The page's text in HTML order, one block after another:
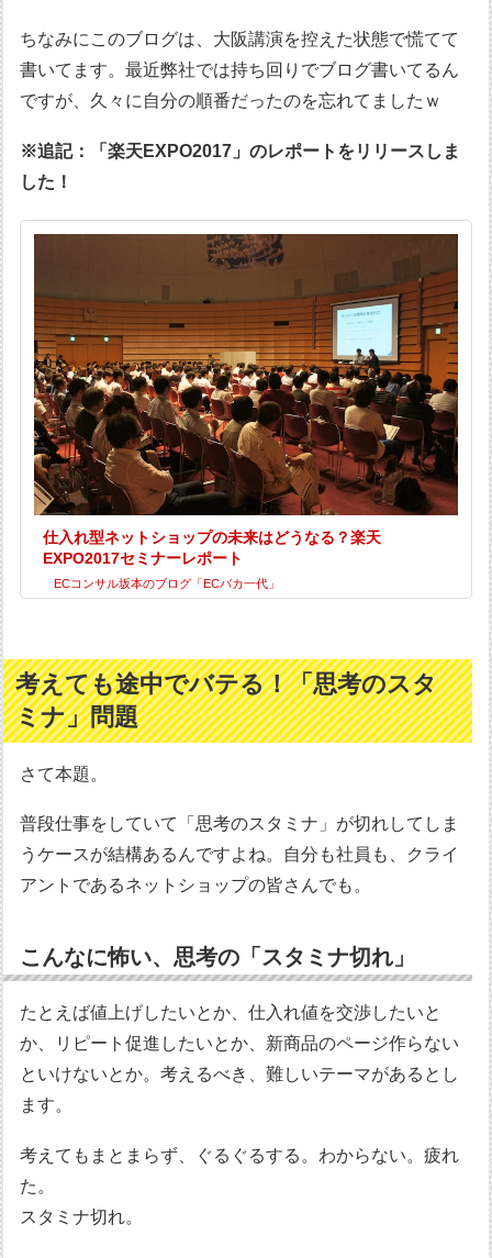
ちなみにこのブログは、大阪講演を控えた状態で慌てて
書いてます。最近弊社では持ち回りでブログ書いてるん
ですが、久々に自分の順番だったのを忘れてましたｗ
※追記：「楽天EXPO2017」のレポートをリリースしま
した！
仕入れ型ネットショップの未来はどうなる？楽天
EXPO2017セミナーレポート
ECコンサル坂本のブログ「ECバカ一代」
考えても途中でバテる！「思考のスタ
ミナ」問題
さて本題。
普段仕事をしていて「思考のスタミナ」が切れしてしま
うケースが結構あるんですよね。自分も社員も、クライ
アントであるネットショップの皆さんでも。
こんなに怖い、思考の「スタミナ切れ」
たとえば値上げしたいとか、仕入れ値を交渉したいと
か、リピート促進したいとか、新商品のページ作らない
といけないとか。考えるべき、難しいテーマがあるとし
ます。
考えてもまとまらず、ぐるぐるする。わからない。疲れ
た。
スタミナ切れ。